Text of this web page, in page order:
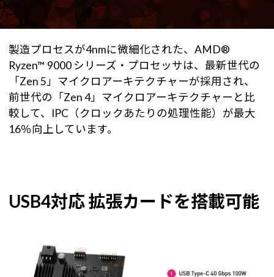
製造プロセスが4nmに微細化された、AMD®
Ryzen™ 9000 シリーズ・プロセッサは、最新世代の
「Zen 5」マイクロアーキテクチャーが採用され、
前世代の「Zen 4」マイクロアーキテクチャーと比
較して、IPC（クロックあたりの処理性能）が最大
16％向上しています。
USB4対応 拡張カードを搭載可能